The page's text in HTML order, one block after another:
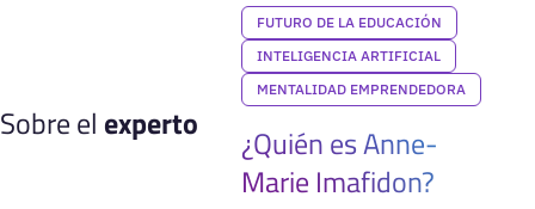
FUTURO DE LA EDUCACIÓN
INTELIGENCIA ARTIFICIAL
MENTALIDAD EMPRENDEDORA
Sobre el experto
¿Quién es Anne-
Marie Imafidon?